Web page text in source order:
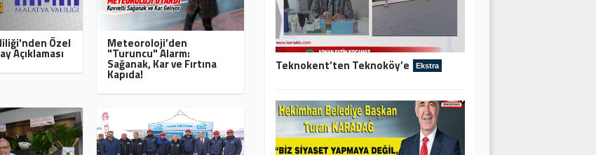
Özel
Açıklaması
Meteoroloji’den
"Turuncu" Alarm:
Sağanak, Kar ve Fırtına
Kapıda!
Teknokent’ten Teknoköy’e Ekstra